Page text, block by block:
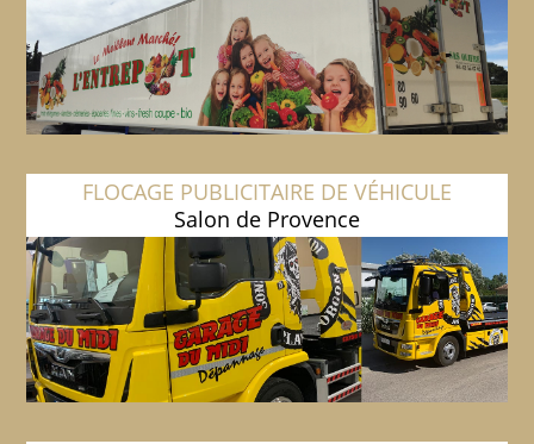
FLOCAGE PUBLICITAIRE DE VÉHICULE
Salon de Provence